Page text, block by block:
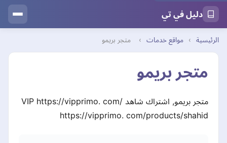
دليل في تي
الرئيسية › مواقع خدمات › متجر بريمو
متجر بريمو
متجر بريمو, اشتراك شاهد VIP https://vipprimo. com/
https://vipprimo. com/products/shahid